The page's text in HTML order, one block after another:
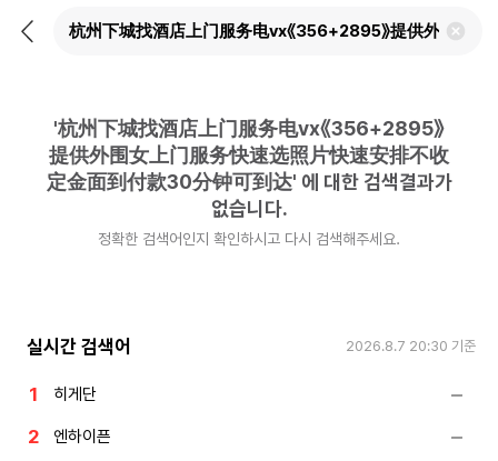
뒤
검
'杭州下城找酒店上门服务电vx《356+2895》
提供外围女上门服务快速选照片快速安排不收
定金面到付款30分钟可到达' 에 대한 검색결과가
없습니다.
정확한 검색어인지 확인하시고 다시 검색해주세요.
실시간 검색어 2026.8.7 20:30 기준
히게단
엔하이픈